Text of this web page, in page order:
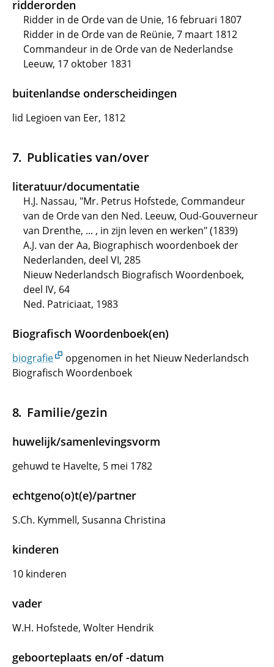
ridderorden
Ridder in de Orde van de Unie, 16 februari 1807
Ridder in de Orde van de Reünie, 7 maart 1812
Commandeur in de Orde van de Nederlandse
Leeuw, 17 oktober 1831
buitenlandse onderscheidingen
lid Legioen van Eer, 1812
Publicaties van/over
literatuur/documentatie
H.J. Nassau, "Mr. Petrus Hofstede, Commandeur
van de Orde van den Ned. Leeuw, Oud-Gouverneur
van Drenthe, ... , in zijn leven en werken" (1839)
A.J. van der Aa, Biographisch woordenboek der
Nederlanden, deel VI, 285
Nieuw Nederlandsch Biografisch Woordenboek,
deel IV, 64
Ned. Patriciaat, 1983
Biografisch Woordenboek(en)
biografie
opgenomen in het Nieuw Nederlandsch
Biografisch Woordenboek
Familie/gezin
huwelijk/samenlevingsvorm
gehuwd te Havelte, 5 mei 1782
echtgeno(o)t(e)/partner
S.Ch. Kymmell, Susanna Christina
kinderen
10 kinderen
vader
W.H. Hofstede, Wolter Hendrik
geboorteplaats en/of -datum